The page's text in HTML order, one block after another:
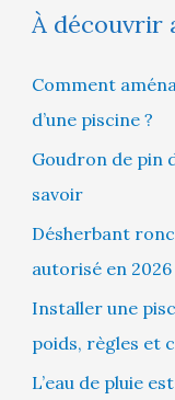
À découvrir
Comment
d’une piscine ?
Goudron de pin
savoir
Désherbant
autorisé en 2026
Installer une
poids, règles et
L’eau de pluie